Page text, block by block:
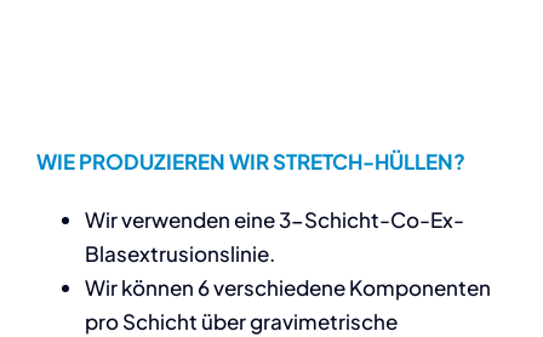
WIE PRODUZIEREN WIR STRETCH-HÜLLEN?
Wir verwenden eine 3-Schicht-Co-Ex-
Blasextrusionslinie.
Wir können 6 verschiedene Komponenten
pro Schicht über gravimetrische